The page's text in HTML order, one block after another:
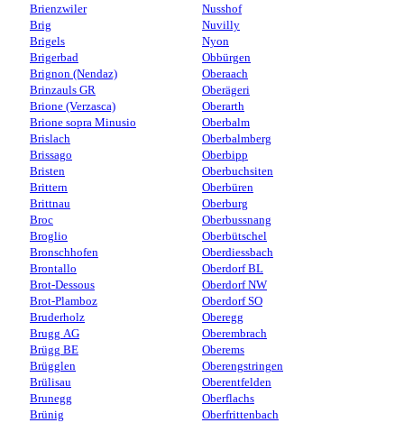
Brienzwiler
Brig
Brigels
Brigerbad
Brignon (Nendaz)
Brinzauls GR
Brione (Verzasca)
Brione sopra Minusio
Brislach
Brissago
Bristen
Brittern
Brittnau
Broc
Broglio
Bronschhofen
Brontallo
Brot-Dessous
Brot-Plamboz
Bruderholz
Brugg AG
Brügg BE
Brügglen
Brülisau
Brunegg
Brünig
Nusshof
Nuvilly
Nyon
Obbürgen
Oberaach
Oberägeri
Oberarth
Oberbalm
Oberbalmberg
Oberbipp
Oberbuchsiten
Oberbüren
Oberburg
Oberbussnang
Oberbütschel
Oberdiessbach
Oberdorf BL
Oberdorf NW
Oberdorf SO
Oberegg
Oberembrach
Oberems
Oberengstringen
Oberentfelden
Oberflachs
Oberfrittenbach